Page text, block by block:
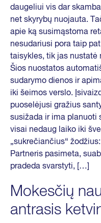
daugeliui vis dar
net skyrybų nuojauta.
apie ką susimąstoma
nesudariusi pora taip
taisykles, tik jas nustatė
Šios nuostatos
sudarymo dienos ir
iki šeimos verslo.
puoselėjusi gražius
susižada ir ima planuoti
visai nedaug laiko iki
„sukrečiančius“
Partneris pasimeta,
pradeda svarstyti, […]
Mokesčių
antrasis